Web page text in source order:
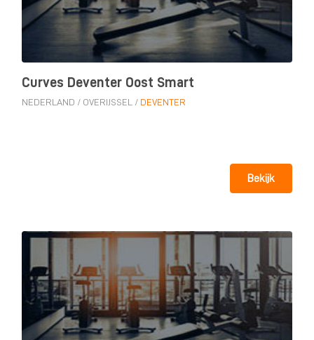
Curves Deventer Oost Smart
NEDERLAND / OVERIJSSEL / DEVENTER
Bekijk